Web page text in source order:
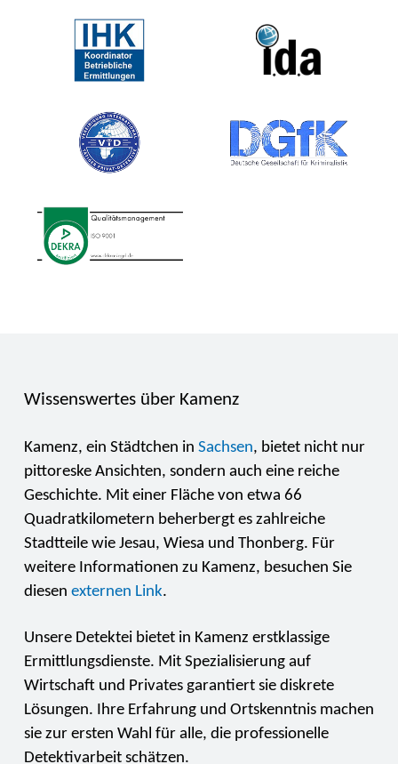
Wissenswertes über Kamenz
Kamenz, ein Städtchen in Sachsen, bietet nicht nur
pittoreske Ansichten, sondern auch eine reiche
Geschichte. Mit einer Fläche von etwa 66
Quadratkilometern beherbergt es zahlreiche
Stadtteile wie Jesau, Wiesa und Thonberg. Für
weitere Informationen zu Kamenz, besuchen Sie
diesen externen Link.
Unsere Detektei bietet in Kamenz erstklassige
Ermittlungsdienste. Mit Spezialisierung auf
Wirtschaft und Privates garantiert sie diskrete
Lösungen. Ihre Erfahrung und Ortskenntnis machen
sie zur ersten Wahl für alle, die professionelle
Detektivarbeit schätzen.